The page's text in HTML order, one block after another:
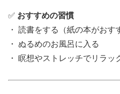
✅ おすすめの習慣
・ 読書をする（紙の本がおす
・ ぬるめのお風呂に入る
・ 瞑想やストレッチでリラッ